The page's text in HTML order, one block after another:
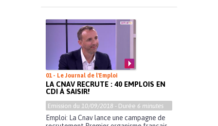
01 - Le Journal de l'Emploi
LA CNAV RECRUTE : 40 EMPLOIS EN
CDI À SAISIR!
Emission du 10/09/2018 - Durée 6 minutes
Emploi: La Cnav lance une campagne de